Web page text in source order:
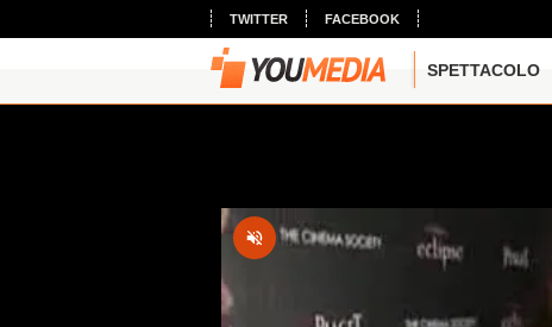
TWITTER FACEBOOK
SPETTACOLO